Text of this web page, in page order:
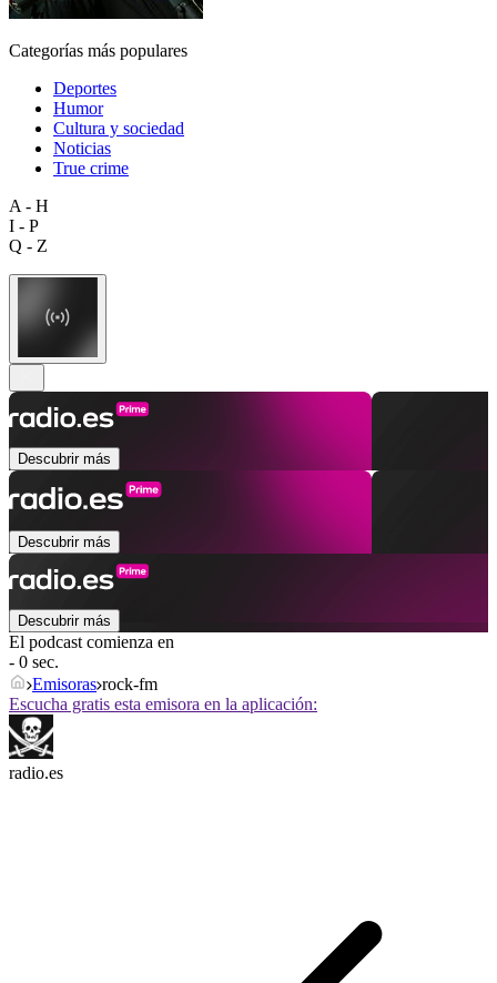
Categorías más populares
Deportes
Humor
Cultura y sociedad
Noticias
True crime
A - H
I - P
Q - Z
Descubrir más
Descubrir más
Descubrir más
El podcast comienza en
- 0 sec.
Emisoras rock-fm
Escucha gratis esta emisora en la aplicación:
radio.es